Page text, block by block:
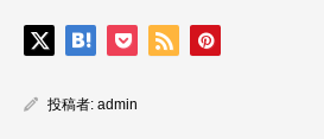
投稿者: admin